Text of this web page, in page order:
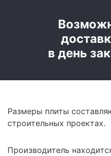
в день
Размеры плиты
строительных проектах.
Производитель